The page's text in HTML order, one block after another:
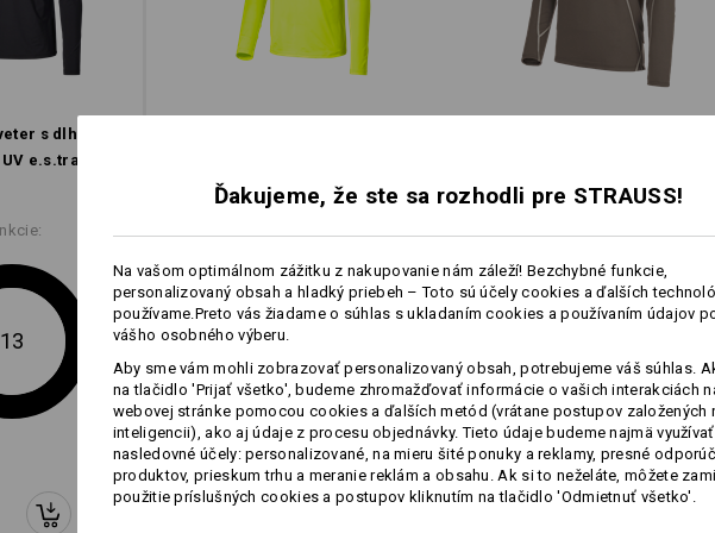
Návod na starostlivosť o výrobok:
Perte v práčke na 40 °C, jemné
pranie
Bližšie informácie získate po kliknutí
Dátový list
Prispôsobenie:
Vytvoriť podľa seba
viac
pracuje vonku, potrebuje špeciálnu ochranu: UV žiarenie pôsobí na telo, najmä na
spoľahlivo chránia pokožku pred nadmerným slnečným žiarením a poskytujú najlepšiu
aktivitách. A to bez obmedzovania: sú úžasne ľahké, pružné a priedušné – aby
Slnečné okuliare Ešte viac UV oblečenia
s dlhými
e.s.​trail
13
+1 ďalšia funkcia +4 ďalšie funkcie
Ďakujeme, že ste sa rozhodli pre STRAUSS!
Na vašom optimálnom zážitku z nakupovanie nám záleží! Bezchybné funkcie,
personalizovaný obsah a hladký priebeh – Toto sú účely cookies a ďalších
používame.Preto vás žiadame o súhlas s ukladaním cookies a používaním údajov
vášho osobného výberu.
Aby sme vám mohli zobrazovať personalizovaný obsah, potrebujeme váš súhlas.
na tlačidlo 'Prijať všetko', budeme zhromažďovať informácie o vašich interakciách
webovej stránke pomocou cookies a ďalších metód (vrátane postupov založených
inteligencii), ako aj údaje z procesu objednávky. Tieto údaje budeme najmä využívať
nasledovné účely: personalizované, na mieru šité ponuky a reklamy, presné
produktov, prieskum trhu a meranie reklám a obsahu. Ak si to neželáte, môžete
použitie príslušných cookies a postupov kliknutím na tlačidlo 'Odmietnuť všetko'.